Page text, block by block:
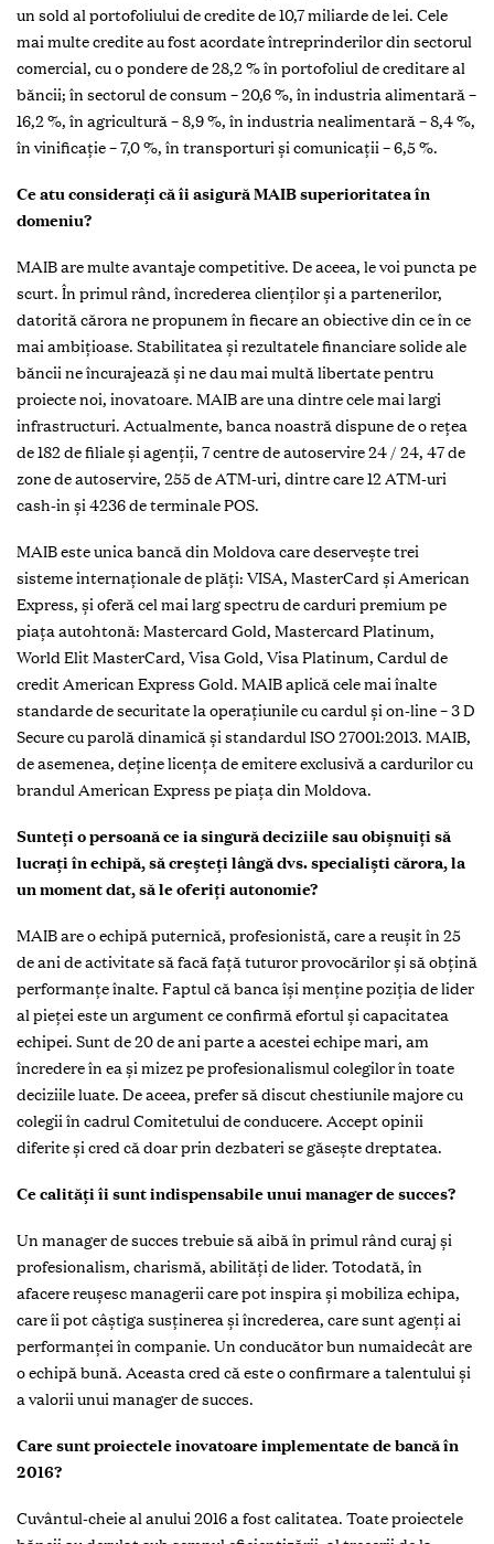
un sold al portofoliului de credite de 10,7 miliarde de lei. Cele
mai multe credite au fost acordate întreprinderilor din sectorul
comercial, cu o pondere de 28,2 % în portofoliul de creditare al
băncii; în sectorul de consum – 20,6 %, în industria alimentară –
16,2 %, în agricultură – 8,9 %, în industria nealimentară – 8,4 %,
în vinificaţie – 7,0 %, în transporturi şi comunicaţii – 6,5 %.
Ce atu consideraţi că îi asigură MAIB superioritatea în
domeniu?
MAIB are multe avantaje competitive. De aceea, le voi puncta pe
scurt. În primul rând, încrederea clienților şi a partenerilor,
datorită cărora ne propunem în fiecare an obiective din ce în ce
mai ambițioase. Stabilitatea şi rezultatele financiare solide ale
băncii ne încurajează şi ne dau mai multă libertate pentru
proiecte noi, inovatoare. MAIB are una dintre cele mai largi
infrastructuri. Actualmente, banca noastră dispune de o rețea
de 182 de filiale și agenții, 7 centre de autoservire 24 / 24, 47 de
zone de autoservire, 255 de ATM-uri, dintre care 12 ATM-uri
cash-in și 4236 de terminale POS.
MAIB este unica bancă din Moldova care deserveşte trei
sisteme internaţionale de plăţi: VISA, MasterCard şi American
Express, şi oferă cel mai larg spectru de carduri premium pe
piaţa autohtonă: Mastercard Gold, Mastercard Platinum,
World Elit MasterCard, Visa Gold, Visa Platinum, Cardul de
credit American Express Gold. MAIB aplică cele mai înalte
standarde de securitate la operațiunile cu cardul și on-line – 3 D
Secure cu parolă dinamică şi standardul ISO 27001:2013. MAIB,
de asemenea, deţine licenţa de emitere exclusivă a cardurilor cu
brandul American Express pe piaţa din Moldova.
Sunteți o persoană ce ia singură deciziile sau obișnuiți să
lucrați în echipă, să creșteți lângă dvs. specialiști cărora, la
un moment dat, să le oferiți autonomie?
MAIB are o echipă puternică, profesionistă, care a reuşit în 25
de ani de activitate să facă faţă tuturor provocărilor şi să obţină
performanţe înalte. Faptul că banca îşi menţine poziţia de lider
al pieţei este un argument ce confirmă efortul şi capacitatea
echipei. Sunt de 20 de ani parte a acestei echipe mari, am
încredere în ea şi mizez pe profesionalismul colegilor în toate
deciziile luate. De aceea, prefer să discut chestiunile majore cu
colegii în cadrul Comitetului de conducere. Accept opinii
diferite şi cred că doar prin dezbateri se găseşte dreptatea.
Ce calităţi îi sunt indispensabile unui manager de succes?
Un manager de succes trebuie să aibă în primul rând curaj şi
profesionalism, charismă, abilităţi de lider. Totodată, în
afacere reuşesc managerii care pot inspira şi mobiliza echipa,
care îi pot câştiga susţinerea şi încrederea, care sunt agenţi ai
performanţei în companie. Un conducător bun numaidecât are
o echipă bună. Aceasta cred că este o confirmare a talentului şi
a valorii unui manager de succes.
Care sunt proiectele inovatoare implementate de bancă în
2016?
Cuvântul-cheie al anului 2016 a fost calitatea. Toate proiectele